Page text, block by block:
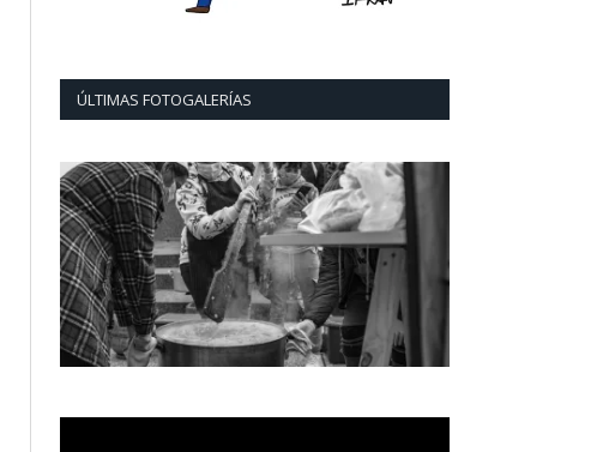
ÚLTIMAS FOTOGALERÍAS